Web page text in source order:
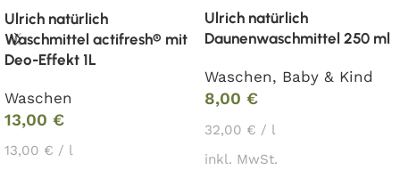
Ulrich natürlich
Waschmittel actifresh® mit
Deo-Effekt 1L
Waschen
13,00 €
13,00 € / l
Ulrich natürlich
Daunenwaschmittel 250 ml
Waschen, Baby & Kind
8,00 €
32,00 € / l
inkl. MwSt.